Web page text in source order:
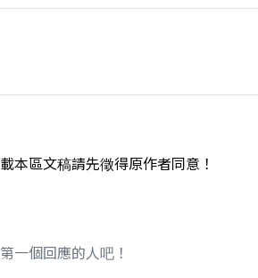
本區文稿請先徵得原作者同意！
一個回應的人吧！